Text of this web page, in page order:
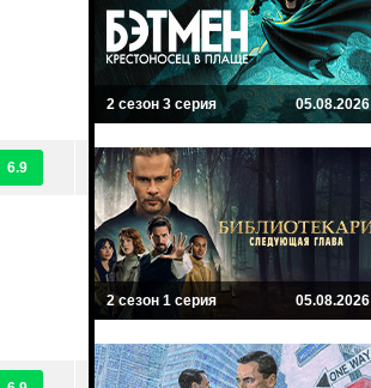
6.9
2 сезон 3 серия 05.08.2026
2 сезон 1 серия 05.08.2026